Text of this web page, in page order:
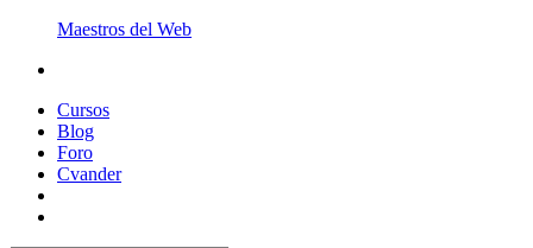
Maestros del Web
Cursos
Blog
Foro
Cvander